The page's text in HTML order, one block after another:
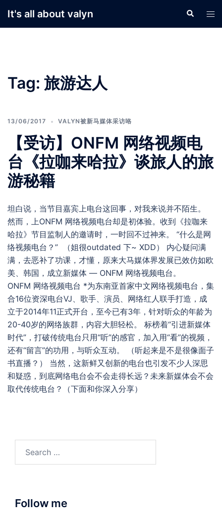
It's all about valyn Search
Tag: 旅游达人
13/06/2017 VALYN被新马媒体采访咯
【受访】ONFM 网络视频电
台《拉咖来哈拉》谈旅人的旅
游秘籍
坦白说，当节目嘉宾上电台这回事，对我来说并不陌生。
然而，上ONFM 网络视频电台却是初体验。收到《拉咖来
哈拉》节目监制人的邀请时，一时回不过神来。 “什么是网
络视频电台？” （姐很outdated 下~ XDD） 内心疑问满
满，去恶补了功课，才懂，原来大马媒体界发展已效仿如欧
美、韩国，成立新媒体 — ONFM 网络视频电台。
ONFM 网络视频电台 *为东南亚首家中文网络视频电台，集
合16位资深电台VJ、歌手、演员、网络红人联手打造，成
立于2014年11正式开台，至今已有3年，针对听众的年龄为
20-40岁的网络族群，内容大胆轻松。 标榜着“引进新媒体
时代”，打破传统电台只用“听”的感官，加入用“看”的视频，
还有“留言”的功用，与听众互动。 （听起来是不是很像面子
书直播？） 当然，这新鲜又创新的电台也引发不少人深思
和疑惑，到底网络电台会不会走得长远？未来新媒体会不会
取代传统电台？（下面和你深入分享）
Follow me